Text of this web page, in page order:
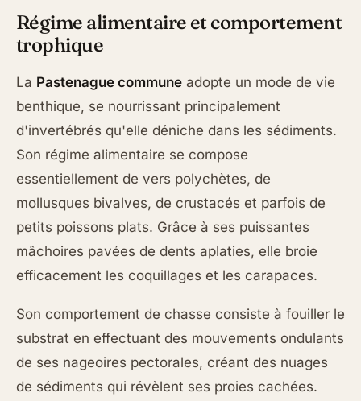
Régime alimentaire et comportement
trophique
La Pastenague commune adopte un mode de vie
benthique, se nourrissant principalement
d'invertébrés qu'elle déniche dans les sédiments.
Son régime alimentaire se compose
essentiellement de vers polychètes, de
mollusques bivalves, de crustacés et parfois de
petits poissons plats. Grâce à ses puissantes
mâchoires pavées de dents aplaties, elle broie
efficacement les coquillages et les carapaces.
Son comportement de chasse consiste à fouiller le
substrat en effectuant des mouvements ondulants
de ses nageoires pectorales, créant des nuages
de sédiments qui révèlent ses proies cachées.